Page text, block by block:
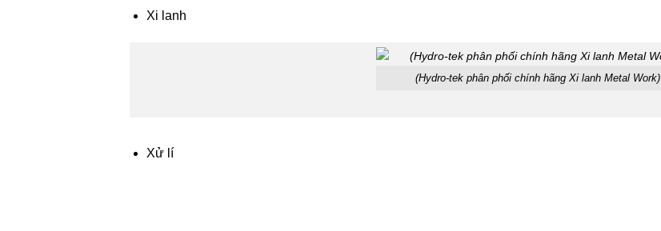
Xi lanh
(Hydro-tek phân phối chính hãng Xi lanh Metal Work)
Xử lí